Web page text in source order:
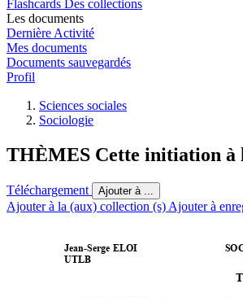
Flashcards Des collections
Les documents
Dernière Activité
Mes documents
Documents sauvegardés
Profil
Sciences sociales
Sociologie
THÈMES Cette initiation à
Téléchargement Ajouter à ...
Ajouter à la (aux) collection (s) Ajouter à
Jean-Serge ELOI
UTLB